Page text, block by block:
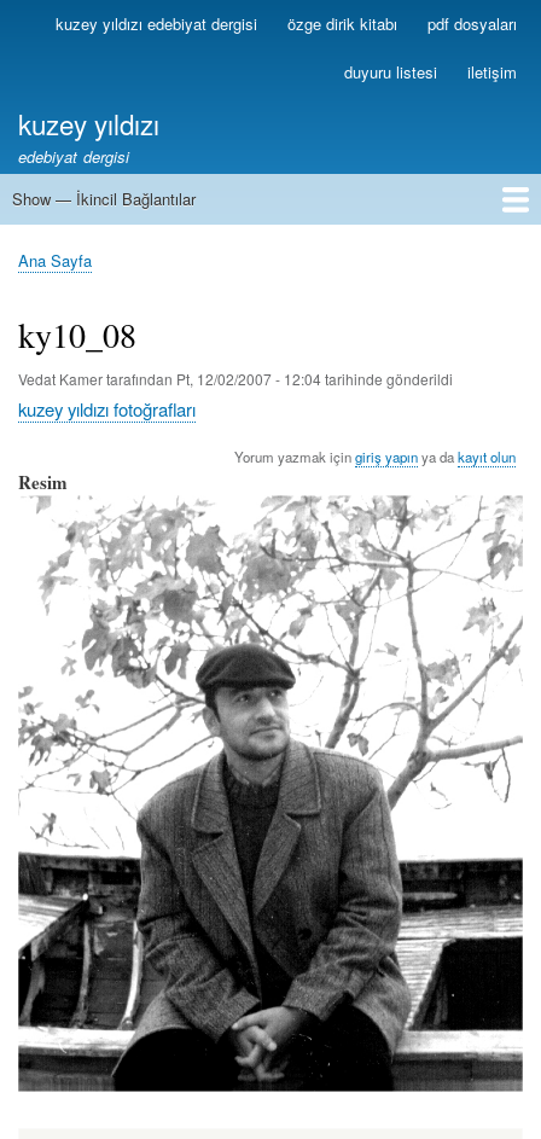
Ana
içeriğe
Birincilkuzey yıldızı edebiyat dergisi özge dirik kitabı pdf dosyaları
duyuru listesi iletişim
kuzey yıldızı
edebiyat dergisi
İkincil
Show — İkincil Bağlantılar
1
2
3
4
5
6
7
8
9
10
11
12
13
Sayfa
Ana Sayfa
ky10_08
Vedat Kamertarafından Pt, 12/02/2007 - 12:04tarihinde gönderildi
kuzey yıldızı fotoğrafları
Yorum yazmak içingiriş yapınya dakayıt olun
Resim